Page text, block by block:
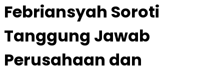
Febriansyah Soroti
Tanggung Jawab
Perusahaan dan